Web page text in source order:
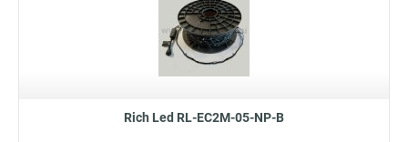
Rich Led RL-EC2M-05-NP-B